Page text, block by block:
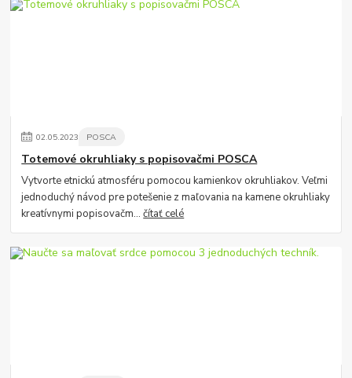
02.05.2023 POSCA
Totemové okruhliaky s popisovačmi POSCA
Vytvorte etnickú atmosféru pomocou kamienkov okruhliakov. Veľmi
jednoduchý návod pre potešenie z maľovania na kamene okruhliaky
kreatívnymi popisovačm...čítať celé